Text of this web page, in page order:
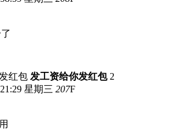
发工资给你发红包 2
星期三 207F